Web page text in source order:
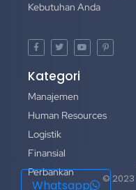
Kebutuhan Anda
Kategori
Manajemen
Human Resources
Logistik
Finansial
Perbankan
© 2023
Whatsapp